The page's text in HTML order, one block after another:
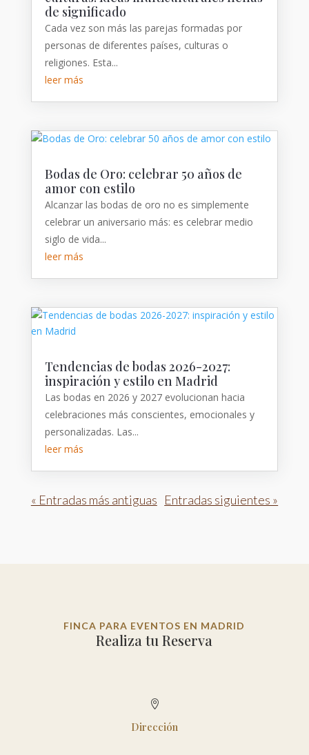
de significado
Cada vez son más las parejas formadas por
personas de diferentes países, culturas o
religiones. Esta...
leer más
Bodas de Oro: celebrar 50 años de
amor con estilo
Alcanzar las bodas de oro no es simplemente
celebrar un aniversario más: es celebrar medio
siglo de vida...
leer más
Tendencias de bodas 2026-2027:
inspiración y estilo en Madrid
Las bodas en 2026 y 2027 evolucionan hacia
celebraciones más conscientes, emocionales y
personalizadas. Las...
leer más
« Entradas más antiguas Entradas siguientes »
FINCA PARA EVENTOS EN MADRID
Realiza tu Reserva

Dirección